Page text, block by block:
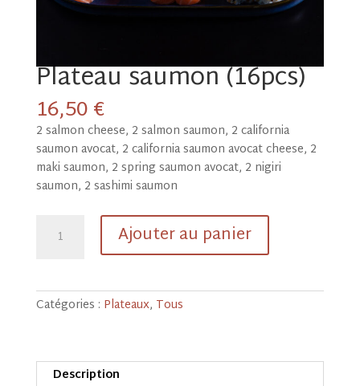
Plateau saumon (16pcs)
16,50€
2 salmon cheese, 2 salmon saumon, 2 california
saumon avocat, 2 california saumon avocat cheese, 2
maki saumon, 2 spring saumon avocat, 2 nigiri
saumon, 2 sashimi saumon
(16pcs)
Ajouter au panier
Catégories : Plateaux, Tous
Description